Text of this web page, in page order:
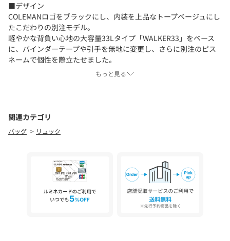
■デザイン
COLEMANロゴをブラックにし、内装を上品なトープベージュにし
たこだわりの別注モデル。
軽やかな背負い心地の大容量33Lタイプ「WALKER33」をベース
に、バインダーテープや引手を無地に変更し、さらに別注のピス
ネームで個性を際立たせました。
アウトドアテイストを控えめにした、シンプルモダンなデザイン
■素材
撥水加工を施した生地を使用しています。
※防水ではございません。
スタイリッシュな印象のオールブラック仕上げで、通勤通学など
のタウンユースからアウトドアシーンまで幅広く活躍。
男女問わず、シーズンを通して様々なスタイルにも合わせやすい
人気のアイテムです。
もっと見る
関連カテゴリ
バッグ リュック